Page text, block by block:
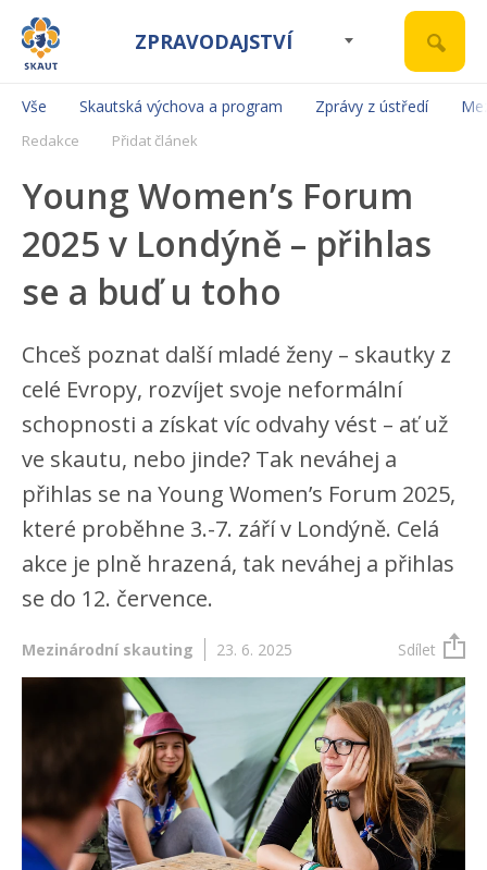
ZPRAVODAJSTVÍ
Vše Skautská výchova a program Zprávy z ústředí
Redakce Přidat článek
Young Women’s Forum
2025 v Londýně – přihlas
se a buď u toho
Chceš poznat další mladé ženy – skautky z
celé Evropy, rozvíjet svoje neformální
schopnosti a získat víc odvahy vést – ať už
ve skautu, nebo jinde? Tak neváhej a
přihlas se na Young Women’s Forum 2025,
které proběhne 3.-7. září v Londýně. Celá
akce je plně hrazená, tak neváhej a přihlas
se do 12. července.
Mezinárodní skauting 23. 6. 2025 Sdílet